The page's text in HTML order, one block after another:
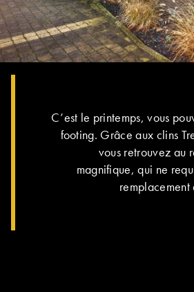
C’est le printemps, vous
footing. Grâce aux clins
vous retrouvez au
magnifique, qui ne
remplacement